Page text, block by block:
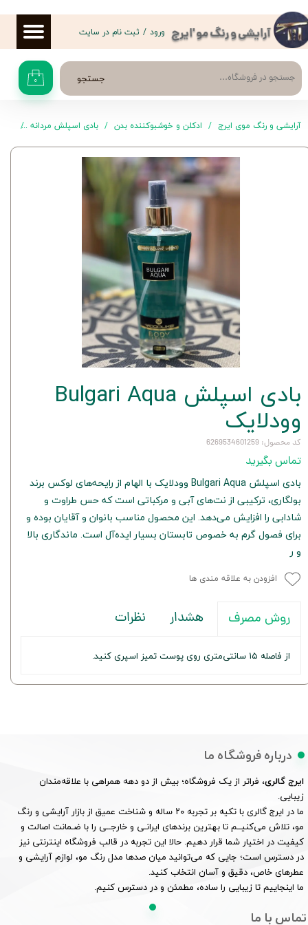
آرایشی و رنگ مو 'ایرج
جستجو ۰
ورود / ثبت نام در سایت
حساب کاربری من
تغییر گذر واژه
سفارشات
خروج از حساب کاربری
آرایشی و رنگ موی ایرج ادکلن و خوشبوکننده بدن بادی اسپلش مردانه
بادی اسپلش Bulgari Aqua
وودلایک
کد محصول: 6269534601259
تماس بگیرید
بادی اسپلش Bulgari Aqua وودلایک با الهام از رایحه‌های لوکس برند
بولگاری، ترکیبی از نت‌های آبی و مرکباتی است که حس طراوت و
شادابی را افزایش می‌دهد. این محصول مناسب بانوان و آقایان بوده و
برای فصول گرم به خصوص تابستان بسیار ایده‌آل است. ماندگاری بالا
و ر
افزودن به علاقه مندی ها
روش مصرف هشدار نظرات
از فاصله ۱۵ سانتی‌متری روی پوست تمیز اسپری کنید.
درباره فروشگاه ما
ایرج گالری، فراتر از یک فروشگاه؛ بیش از دو دهه همراهی با علاقه‌مندان
زیبایی.
ما در ایرج گالری با تکیه بر تجربه ۲۰ ساله و شناخت عمیق از بازار آرایشی و رنگ
مو، تلاش می‌کنیــم تا بهترین برندهای ایرانـی و خارجــی را با ضـمانت اصالت و
کیفیت در اختیار شما قرار دهیم. حالا این تجربه در قالب فروشگاه اینترنتی نیز
در دسترس است؛ جایی که می‌توانید میان صدها مدل رنگ مو، لوازم آرایشی و
عطرهای خاص، دقیق و آسان انتخاب کنید.
ما اینجاییم تا زیبایی را ساده، مطمئن و در دسترس کنیم.
تماس با ما